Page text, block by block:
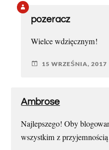
pozeracz
Wielce wdzięcznym!
15 WRZEŚNIA, 2017
Ambrose
Najlepszego! Oby
wszystkim z przyjemnością